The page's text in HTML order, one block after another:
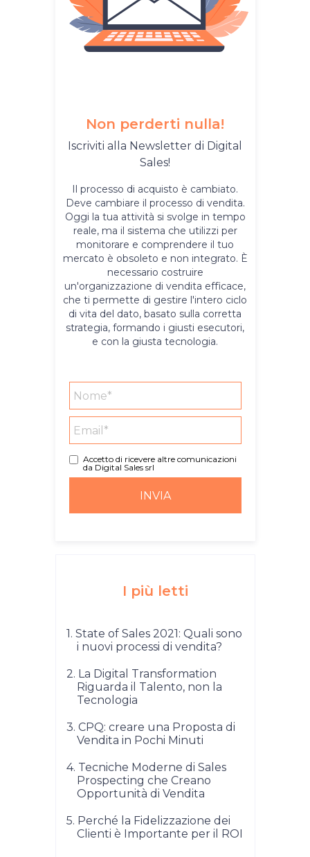
Non perderti nulla!
Iscriviti alla Newsletter di Digital
Sales!
Il processo di acquisto è cambiato.
Deve cambiare il processo di vendita.
Oggi la tua attività si svolge in tempo
reale, ma il sistema che utilizzi per
monitorare e comprendere il tuo
mercato è obsoleto e non integrato. È
necessario costruire
un'organizzazione di vendita efficace,
che ti permette di gestire l'intero ciclo
di vita del dato, basato sulla corretta
strategia, formando i giusti esecutori,
e con la giusta tecnologia.
Accetto di ricevere altre comunicazioni
da Digital Sales srl
I più letti
1. State of Sales 2021: Quali sono
i nuovi processi di vendita?
2. La Digital Transformation
Riguarda il Talento, non la
Tecnologia
3. CPQ: creare una Proposta di
Vendita in Pochi Minuti
4. Tecniche Moderne di Sales
Prospecting che Creano
Opportunità di Vendita
5. Perché la Fidelizzazione dei
Clienti è Importante per il ROI